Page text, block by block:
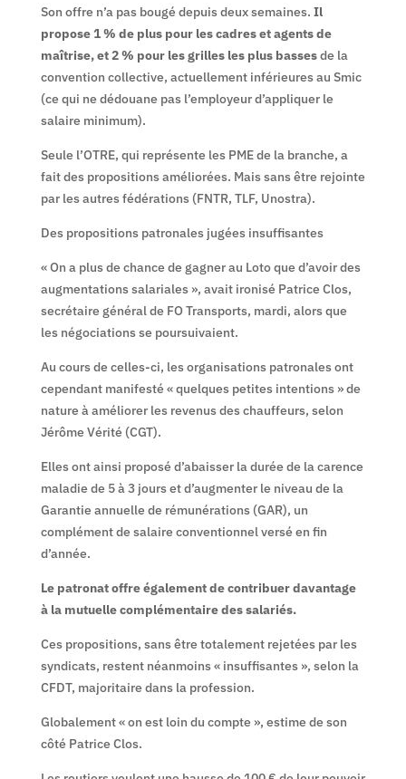
Son offre n’a pas bougé depuis deux semaines. Il
propose 1 % de plus pour les cadres et agents de
maîtrise, et 2 % pour les grilles les plus bassesde la
convention collective, actuellement inférieures au Smic
(ce qui ne dédouane pas l’employeur d’appliquer le
salaire minimum).
Seule l’OTRE, qui représente les PME de la branche, a
fait des propositions améliorées. Mais sans être rejointe
par les autres fédérations (FNTR, TLF, Unostra).
Des propositions patronales jugées insuffisantes
« On a plus de chance de gagner au Loto que d’avoir des
augmentations salariales », avait ironisé Patrice Clos,
secrétaire général de FO Transports, mardi, alors que
les négociations se poursuivaient.
Au cours de celles-ci, les organisations patronales ont
cependant manifesté « quelques petites intentions » de
nature à améliorer les revenus des chauffeurs, selon
Jérôme Vérité (CGT).
Elles ont ainsi proposé d’abaisser la durée de la carence
maladie de 5 à 3 jours et d’augmenter le niveau de la
Garantie annuelle de rémunérations (GAR), un
complément de salaire conventionnel versé en fin
d’année.
Le patronat offre également de contribuer davantage
à la mutuelle complémentaire des salariés.
Ces propositions, sans être totalement rejetées par les
syndicats, restent néanmoins « insuffisantes », selon la
CFDT, majoritaire dans la profession.
Globalement « on est loin du compte », estime de son
côté Patrice Clos.